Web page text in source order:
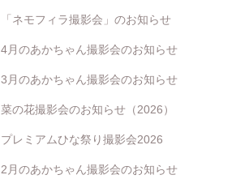
「ネモフィラ撮影会」のお知らせ
4月のあかちゃん撮影会のお知らせ
3月のあかちゃん撮影会のお知らせ
菜の花撮影会のお知らせ（2026）
プレミアムひな祭り撮影会2026
2月のあかちゃん撮影会のお知らせ